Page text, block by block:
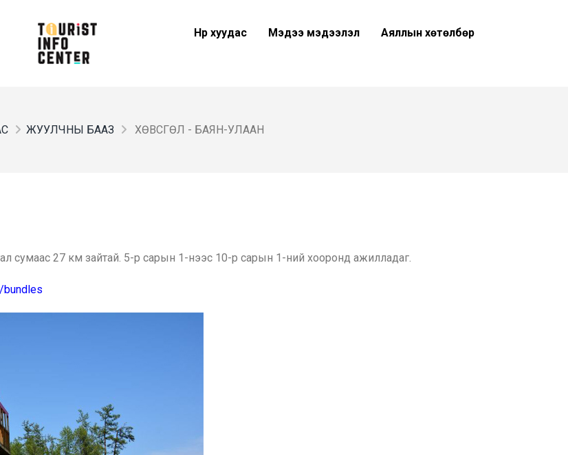
Нүүр хуудас Мэдээ мэдээлэл Аяллын хөтөлбөр
ЖУУЛЧНЫ БААЗ ХӨВСГӨЛ - БАЯН-УЛААН
сумаас 27 км зайтай. 5-р сарын 1-нээс 10-р сарын 1-ний хооронд ажилладаг.